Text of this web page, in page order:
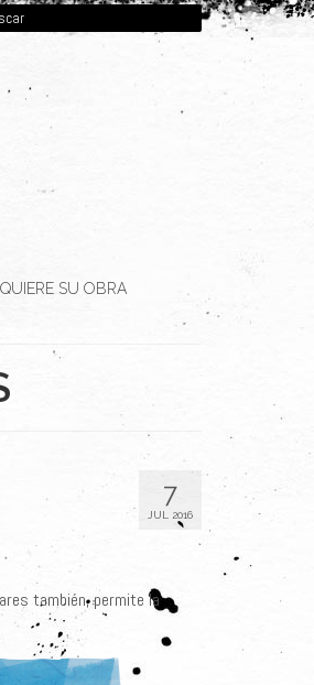
SU OBRA
7
JUL 2016
también, permite la